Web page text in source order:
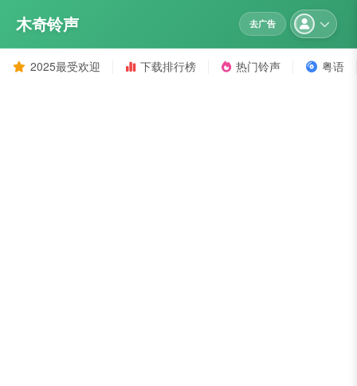
木奇铃声 去广告
2025最受欢迎 下载排行榜 热门铃声 粤语